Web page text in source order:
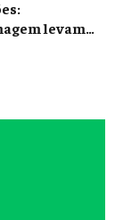
levam
Campos